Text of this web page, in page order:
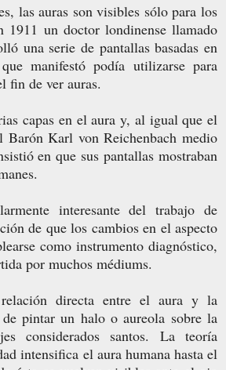
las auras son visibles sólo para los
1911 un doctor londinense llamado
una serie de pantallas basadas en
manifestó podía utilizarse para
fin de ver auras.
capas en el aura y, al igual que el
Karl von Reichenbach medio
en que sus pantallas mostraban
interesante del trabajo de
de que los cambios en el aspecto
como instrumento diagnóstico,
por muchos médiums.
directa entre el aura y la
pintar un halo o aureola sobre la
considerados santos. La teoría
intensifica el aura humana hasta el